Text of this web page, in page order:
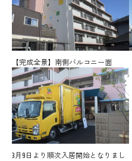
【完成全景】南側バルコニー面
3月9日より順次入居開始となりまし